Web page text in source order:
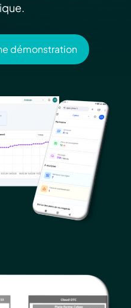
.
démonstration